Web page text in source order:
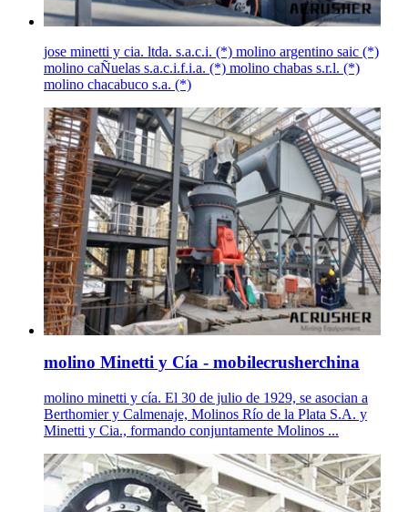
jose minetti y cia. ltda. s.a.c.i. (*) molino argentino saic (*)
molino caÑuelas s.a.c.i.f.i.a. (*) molino chabas s.r.l. (*)
molino chacabuco s.a. (*)
molino Minetti y Cía - mobilecrusherchina
molino minetti y cía. El 30 de julio de 1929, se asocian a
Berthomier y Calmenaje, Molinos Río de la Plata S.A. y
Minetti y Cia., formando conjuntamente Molinos ...